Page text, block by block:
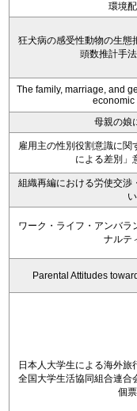
環境
狂犬病の感受性動物の生態
頭数推計手
The family, marriage, and
economic
母親の娘
雇用主の性別役割意識に関
による差別」
組織再編における労使交渉
ワーク・ライフ・アンバ
ナルテ
Parental Attitudes
日本人大学生による海外
全国大学生活協同組合連合
個